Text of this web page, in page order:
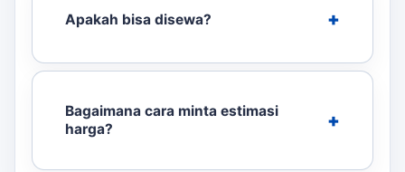
Apakah bisa disewa?
Bagaimana cara minta estimasi
harga?